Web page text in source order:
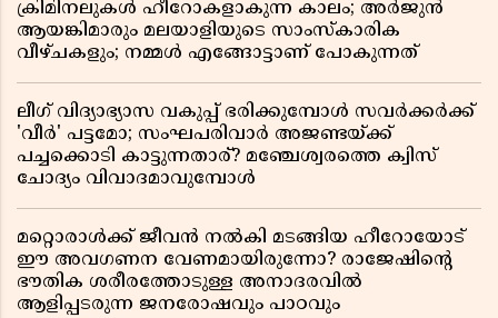
ക്രിമിനലുകൾ ഹീറോകളാകുന്ന കാലം; അർജുൻ
ആയങ്കിമാരും മലയാളിയുടെ സാംസ്കാരിക
വീഴ്ചകളും; നമ്മൾ എങ്ങോട്ടാണ് പോകുന്നത്
ലീഗ് വിദ്യാഭ്യാസ വകുപ്പ് ഭരിക്കുമ്പോൾ സവർക്കർക്ക്
'വീർ' പട്ടമോ; സംഘപരിവാർ അജണ്ടയ്ക്ക്
പച്ചക്കൊടി കാട്ടുന്നതാര്? മഞ്ചേശ്വരത്തെ ക്വിസ്
ചോദ്യം വിവാദമാവുമ്പോൾ
മറ്റൊരാൾക്ക് ജീവൻ നൽകി മടങ്ങിയ ഹീറോയോട്
ഈ അവഗണന വേണമായിരുന്നോ? രാജേഷിൻ്റെ
ഭൗതിക ശരീരത്തോടുള്ള അനാദരവിൽ
ആളിപ്പടരുന്ന ജനരോഷവും പാഠവും